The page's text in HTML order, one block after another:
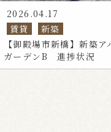
2026.04.17
賃貸
新築
【御殿場市新橋】新築
ガーデンB 進捗状況